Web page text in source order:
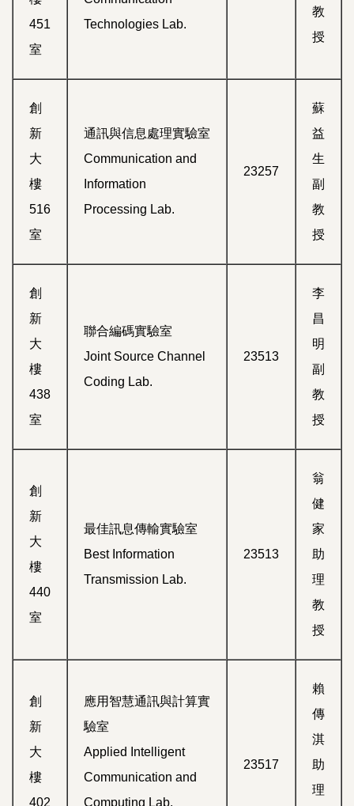
451
室
Technologies Lab.
教
授
創
新
大
樓
516
室
通訊與信息處理實驗室
Communication and
Information
Processing Lab.
23257
蘇
益
生
副
教
授
創
新
大
樓
438
室
聯合編碼實驗室
Joint Source Channel
Coding Lab.
23513
李
昌
明
副
教
授
創
新
大
樓
440
室
最佳訊息傳輸實驗室
Best Information
Transmission Lab.
23513
翁
健
家
助
理
教
授
創
新
大
樓
402
應用智慧通訊與計算實
驗室
Applied Intelligent
Communication and
Computing Lab.
23517
賴
傳
淇
助
理